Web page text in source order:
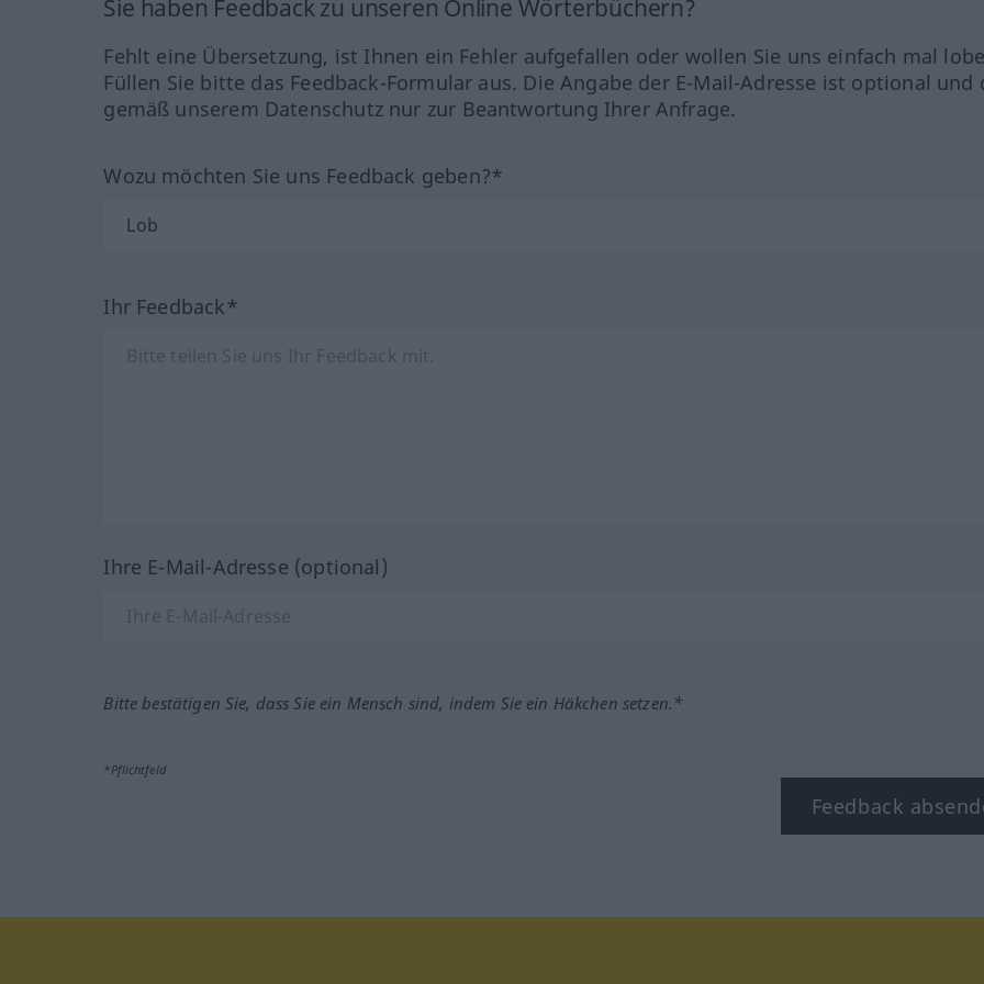
Sie haben Feedback zu unseren Online Wörterbüchern?
Fehlt eine Übersetzung, ist Ihnen ein Fehler aufgefallen oder wollen Sie uns einfach mal
Füllen Sie bitte das Feedback-Formular aus. Die Angabe der E-Mail-Adresse ist optional und
gemäß unserem Datenschutz nur zur Beantwortung Ihrer Anfrage.
Wozu möchten Sie uns Feedback geben?*
Ihr Feedback*
Ihre E-Mail-Adresse (optional)
Bitte bestätigen Sie, dass Sie ein Mensch sind, indem Sie ein Häkchen setzen.*
*Pflichtfeld
Feedback